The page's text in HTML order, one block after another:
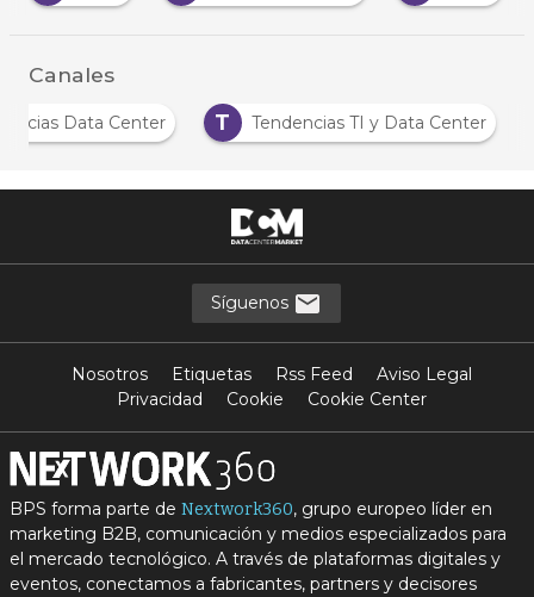
Canales
Data Center T Tendencias TI y Data Center
Síguenos
Nosotros Etiquetas Rss Feed
Aviso Legal
Privacidad
Cookie Cookie Center
BPS forma parte de Nextwork360, grupo europeo líder en
marketing B2B, comunicación y medios especializados para
el mercado tecnológico. A través de plataformas digitales y
eventos, conectamos a fabricantes, partners y decisores